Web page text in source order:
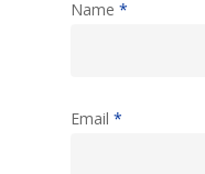
Name *
Email *